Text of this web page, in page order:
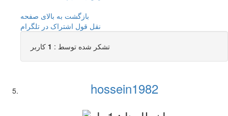
بازگشت به بالای صفحه
نقل قول اشتراک در تلگرام
تشکر شده توسط : 1 کاربر
hossein1982